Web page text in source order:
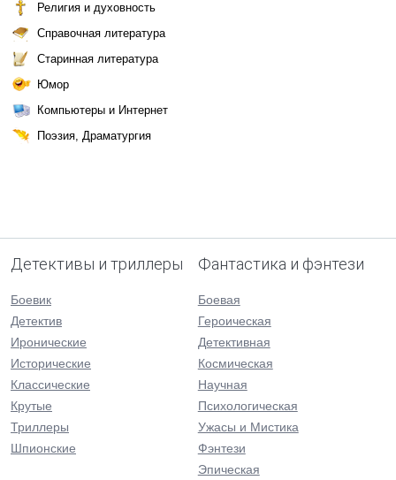
Религия и духовность
Справочная литература
Старинная литература
Юмор
Компьютеры и Интернет
Поэзия, Драматургия
Детективы и триллеры
Боевик
Детектив
Иронические
Исторические
Классические
Крутые
Триллеры
Шпионские
Фантастика и фэнтези
Боевая
Героическая
Детективная
Космическая
Научная
Психологическая
Ужасы и Мистика
Фэнтези
Эпическая